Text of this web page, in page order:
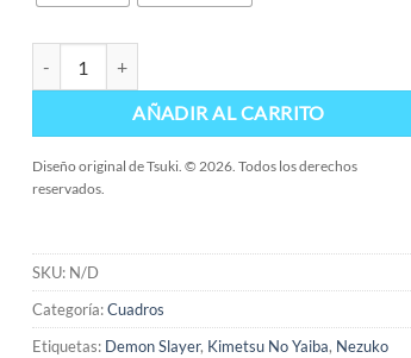
AÑADIR AL CARRITO
Diseño original de Tsuki. © 2026. Todos los derechos
reservados.
SKU: N/D
Categoría:Cuadros
Etiquetas: Demon Slayer, Kimetsu No Yaiba, Nezuko